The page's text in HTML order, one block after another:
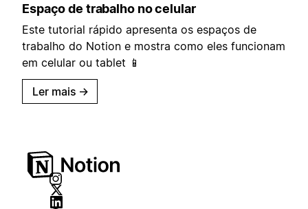
Espaço de trabalho no celular
Este tutorial rápido apresenta os espaços de
trabalho do Notion e mostra como eles funcionam
em celular ou tablet 📱
Ler mais →